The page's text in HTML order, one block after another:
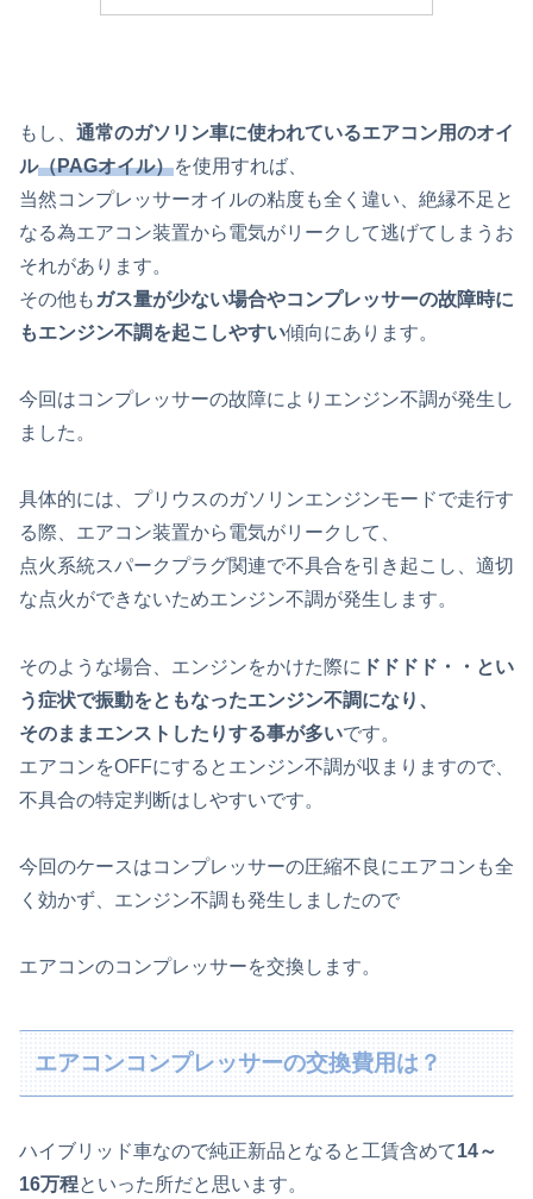
もし、 通常のガソリン車に使われているエアコン用のオイ
ル（PAGオイル）を使用すれば、
当然コンプレッサーオイルの粘度も全く違い、絶縁不足と
なる為エアコン装置から電気がリークして逃げてしまうお
それがあります。
その他も ガス量が少ない場合やコンプレッサーの故障時に
もエンジン不調を起こしやすい傾向にあります。
今回はコンプレッサーの故障によりエンジン不調が発生し
ました。
具体的には、プリウスのガソリンエンジンモードで走行す
る際、エアコン装置から電気がリークして、
点火系統スパークプラグ関連で不具合を引き起こし、適切
な点火ができないためエンジン不調が発生します。
そのような場合、エンジンをかけた際に ドドドド・・とい
う症状で振動をともなったエンジン不調になり、
そのままエンストしたりする事が多いです。
エアコンをOFFにするとエンジン不調が収まりますので、
不具合の特定判断はしやすいです。
今回のケースはコンプレッサーの圧縮不良にエアコンも全
く効かず、エンジン不調も発生しましたので
エアコンのコンプレッサーを交換します。
エアコンコンプレッサーの交換費用は？
ハイブリッド車なので純正新品となると工賃含めて14～
16万程といった所だと思います。